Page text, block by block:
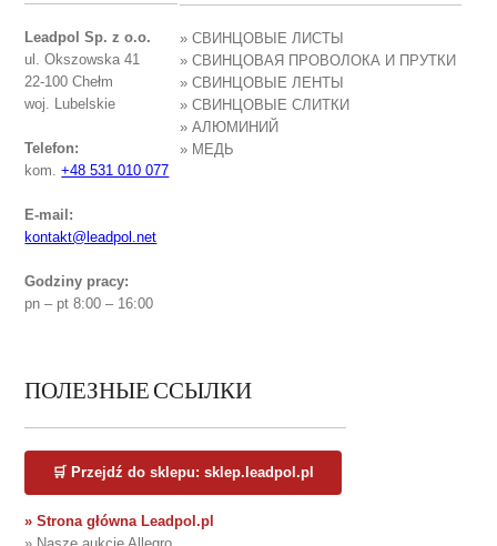
Leadpol Sp. z o.o.
ul. Okszowska 41
22-100 Chełm
woj. Lubelskie
Telefon:
kom.+48 531 010 077
E-mail:
kontakt@leadpol.net
Godziny pracy:
pn – pt 8:00 – 16:00
» СВИНЦОВЫЕ ЛИСТЫ
» СВИНЦОВАЯ ПРОВОЛОКА И ПРУТКИ
» СВИНЦОВЫЕ ЛЕНТЫ
» СВИНЦОВЫЕ СЛИТКИ
» АЛЮМИНИЙ
» МЕДЬ
ПОЛЕЗНЫЕ ССЫЛКИ
🛒 Przejdź do sklepu: sklep.leadpol.pl
» Strona główna Leadpol.pl